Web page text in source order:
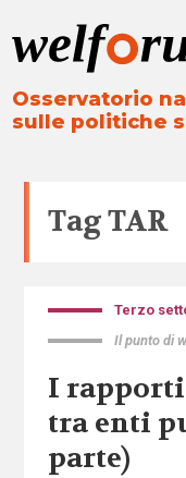
Osservatorio
sulle politiche
TagTAR
Terzo
Il punto di
I
tra enti
parte)